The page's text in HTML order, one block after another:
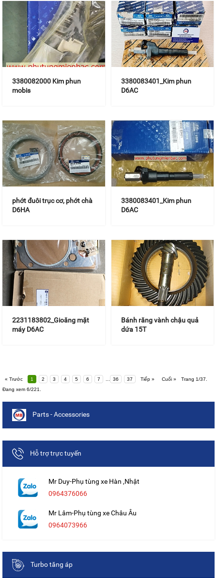
3380082000 Kim phun
mobis
3380083401_Kim phun
D6AC
phớt đuôi trục cơ, phớt chà
D6HA
3380083401_Kim phun
D6AC
2231183802_Gioăng mặt
máy D6AC
Bánh răng vành chậu quả
dứa 15T
« Trước 1 2 3 4 5 6 7 36 37 Tiếp » Cuối »
Trang 1/37.
Đang xem 6/221.
Parts - Accessories
Hỗ trợ trực tuyến
Mr Duy-Phụ tùng xe Hàn ,Nhật
0964376066
Mr Lâm-Phụ tùng xe Châu Âu
0964073966
Turbo tăng áp